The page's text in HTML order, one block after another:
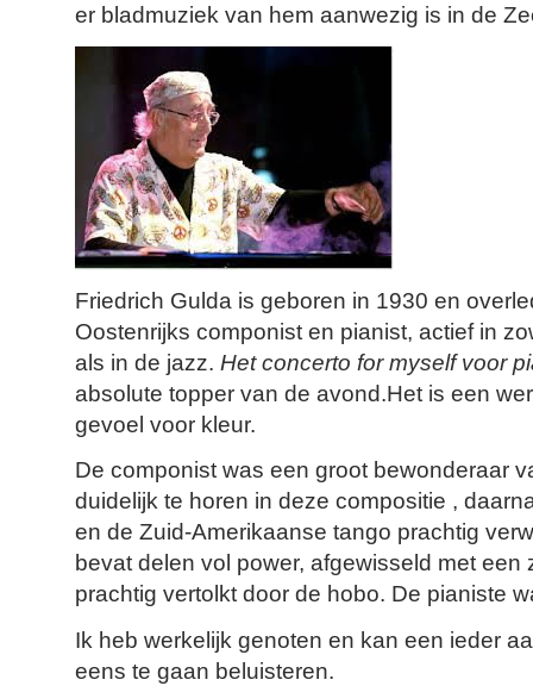
er bladmuziek van hem aanwezig is in de
Friedrich Gulda is geboren in 1930 en
Oostenrijks componist en pianist, actief in
als in de jazz. Het concerto for myself voor
absolute topper van de avond.Het is een
gevoel voor kleur.
De componist was een groot bewonderaar
duidelijk te horen in deze compositie ,
en de Zuid-Amerikaanse tango prachtig
bevat delen vol power, afgewisseld met een
prachtig vertolkt door de hobo. De pianiste
Ik heb werkelijk genoten en kan een ieder
eens te gaan beluisteren.